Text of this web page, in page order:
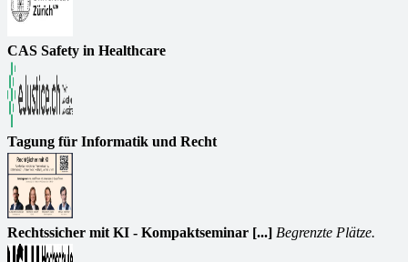
CAS Safety in Healthcare
Tagung für Informatik und Recht
Rechtssicher mit KI - Kompaktseminar [...] Begrenzte Plätze.